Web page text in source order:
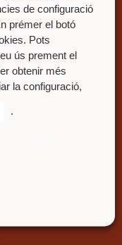
71
de configuració
prémer el botó
Pots
ús prement el
obtenir més
la configuració,
.